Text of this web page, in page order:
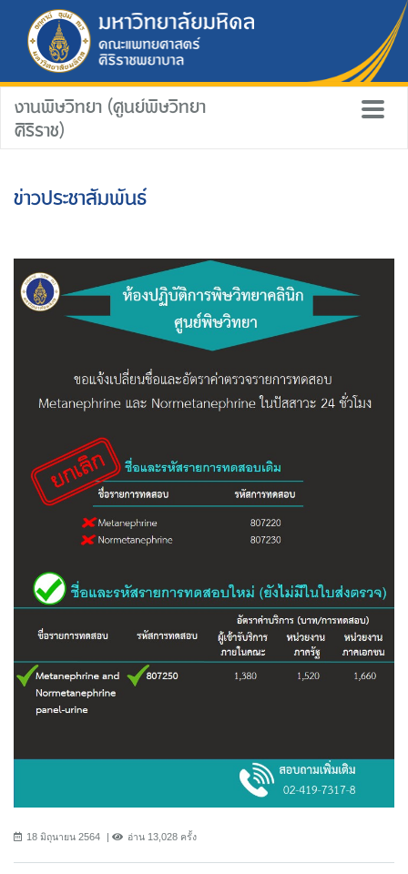
งานพิษวิทยา (ศูนย์พิษวิทยา
ศิริราช)
ข่าวประชาสัมพันธ์
18 มิถุนายน 2564 อ่าน 13,028 ครั้ง